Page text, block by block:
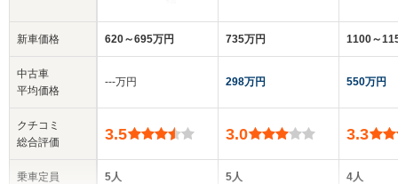
新車価格
中古車
平均価格
クチコミ
総合評価
乗車定員
620～695万円
‐‐‐万円
3.5
5人
735万円
298万円
3.0
5人
1100～
550万円
3.3
4人